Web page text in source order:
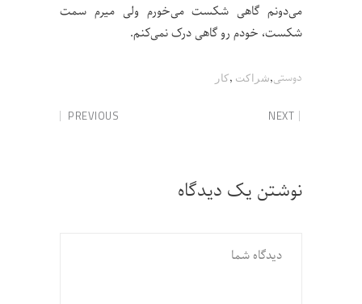
می‌دونم گاهی شکست می‌خورم ولی میرم سمت
شکست، خودم رو گاهی درک نمی‌کنم.
دوستی,شراکت ,کار
PREVIOUS NEXT
نوشتن یک دیدگاه